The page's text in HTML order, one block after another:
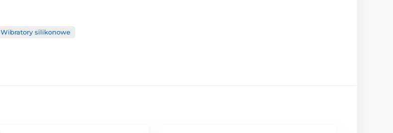
Wibratory silikonowe